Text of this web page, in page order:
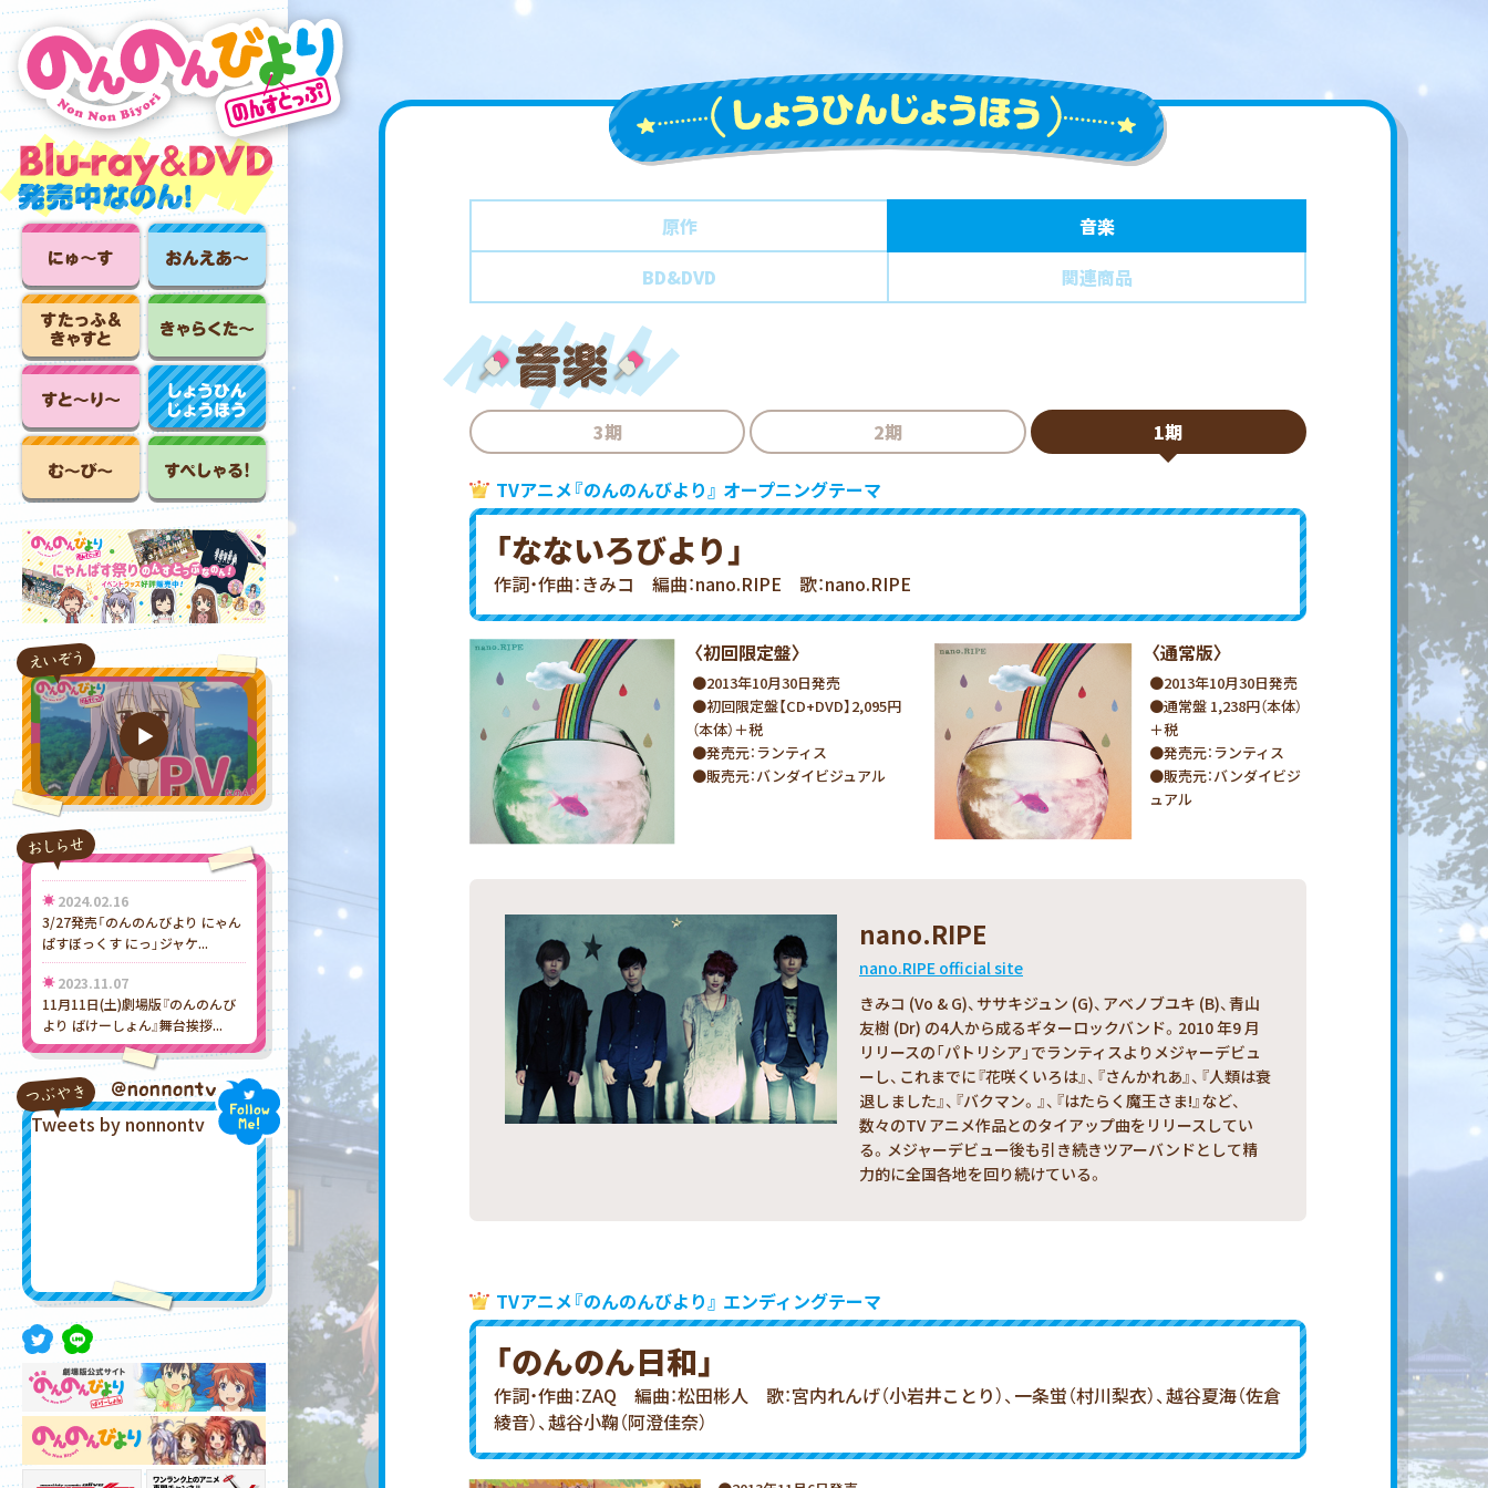
2024.02.16
3/27発売「のんのんびより にゃん
ぱすぼっくす にっ」ジャケ...
2023.11.07
11月11日(土)劇場版『のんのんび
より ばけーしょん』舞台挨拶...
2023.10.31
「劇場版 のんのんびより ばけーし
ょん」期間限定再上映決定！
2022.01.10
『のんのんびより りめんばー』
OAD付き特装版＆通常版カバー...
2021.11.05
のんのんびより りめんばーOAD付
き特装版3月23日(水)発売決定！
2021.08.04
Tweets by nonnontv
原作
音楽
BD&DVD
関連商品
3期 2期 1期
TVアニメ『のんのんびより』 オープニングテーマ
「なないろびより」
作詞・作曲：きみコ 編曲：nano.RIPE 歌：nano.RIPE
〈初回限定盤〉
●2013年10月30日発売
●初回限定盤【CD+DVD】2,095円
（本体）＋税
●発売元：ランティス
●販売元：バンダイビジュアル
〈通常版〉
●2013年10月30日発売
●通常盤 1,238円（本体）
＋税
●発売元：ランティス
●販売元：バンダイビジ
ュアル
nano.RIPE
nano.RIPE official site
きみコ (Vo & G)、ササキジュン (G)、アベノブユキ (B)、青山
友樹 (Dr) の4人から成るギターロックバンド。2010 年9 月
リリースの「パトリシア」でランティスよりメジャーデビュ
ーし、これまでに『花咲くいろは』、『さんかれあ』、『人類は衰
退しました』、『バクマン。』、『はたらく魔王さま!』など、
数々のTV アニメ作品とのタイアップ曲をリリースしてい
る。メジャーデビュー後も引き続きツアーバンドとして精
力的に全国各地を回り続けている。
TVアニメ『のんのんびより』 エンディングテーマ
「のんのん日和」
作詞・作曲：ZAQ 編曲：松田彬人
歌：宮内れんげ（小岩井ことり）、一条蛍（村川梨衣）、越谷夏海（佐倉
綾音）、越谷小鞠（阿澄佳奈）